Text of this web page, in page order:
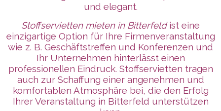
und elegant.
Stoffservietten mieten in Bitterfeldist eine
einzigartige Option für Ihre Firmenveranstaltung
wie z. B. Geschäftstreffen und Konferenzen und
Ihr Unternehmen hinterlässt einen
professionellen Eindruck. Stoffservietten tragen
auch zur Schaffung einer angenehmen und
komfortablen Atmosphäre bei, die den Erfolg
Ihrer Veranstaltung in Bitterfeld unterstützen